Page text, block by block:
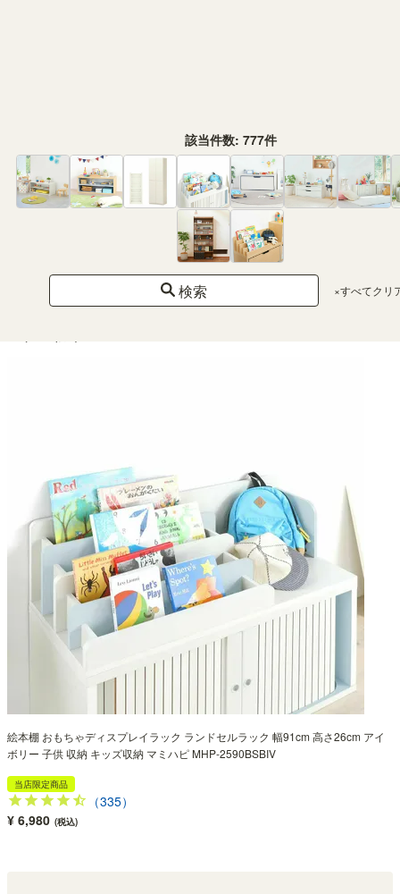
該当件数: 777件
検索 ×すべてクリ
キッズ用スツール おもちゃ箱 幅40cm 高さ23cm アイボリー スタッキング可 子
絵本棚 おもちゃディスプレイラック ランドセルラック 幅91cm 高さ26cm アイ
ボリー 子供 収納 キッズ収納 マミハピ MHP-2590BSBIV
当店限定商品
（335）
¥ 6,980 (税込)